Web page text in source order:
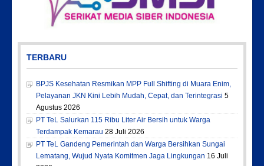
TERBARU
BPJS Kesehatan Resmikan MPP Full Shifting di Muara Enim,
Pelayanan JKN Kini Lebih Mudah, Cepat, dan Terintegrasi 5
Agustus 2026
PT TeL Salurkan 115 Ribu Liter Air Bersih untuk Warga
Terdampak Kemarau 28 Juli 2026
PT TeL Gandeng Pemerintah dan Warga Bersihkan Sungai
Lematang, Wujud Nyata Komitmen Jaga Lingkungan 16 Juli